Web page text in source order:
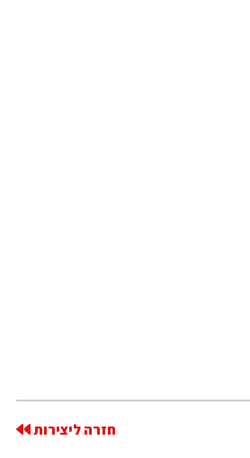
חזרה ליצירות